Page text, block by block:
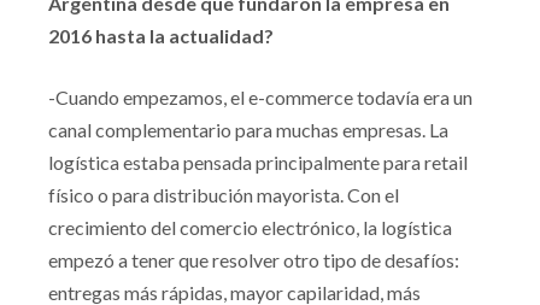
2016 hasta la actualidad?
-Cuando empezamos, el e-commerce todavía era un
canal complementario para muchas empresas. La
logística estaba pensada principalmente para retail
físico o para distribución mayorista. Con el
crecimiento del comercio electrónico, la logística
empezó a tener que resolver otro tipo de desafíos:
entregas más rápidas, mayor capilaridad, más